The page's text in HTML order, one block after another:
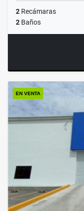
2 Recámaras
2 Baños
EN VENTA